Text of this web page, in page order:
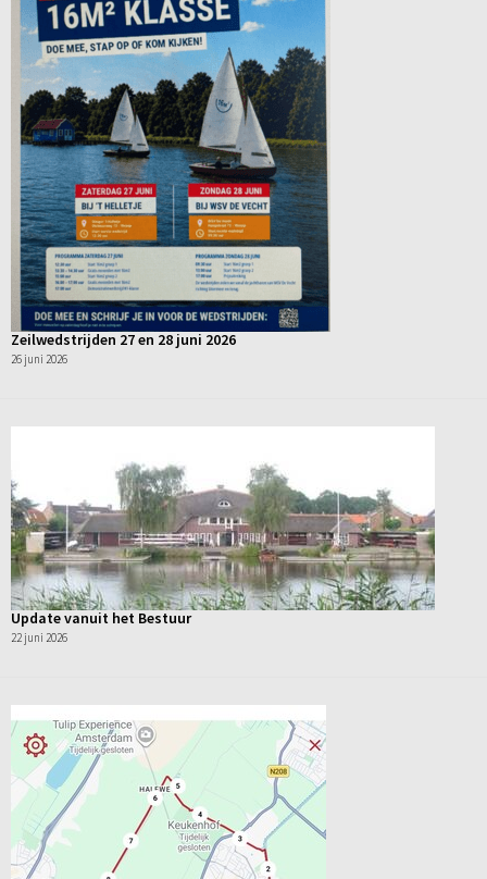
Zeilwedstrijden 27 en 28 juni 2026
26 juni 2026
Update vanuit het Bestuur
22 juni 2026